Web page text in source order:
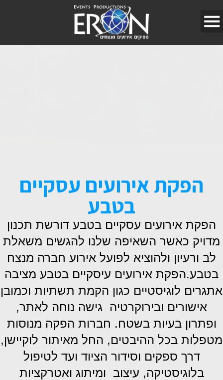
הפקת אירועים עסקיים
בטבע
הפקת אירועים עסקיים בטבע דורשת תכנון
מדויק כאשר השאיפה שלנו להגשים משאלת
לב ורעיון ולהוציא לפועל אירוע חברה מנצח
בטבע.הפקת אירועים עיסקיים בטבע מציבה
אתגרים לוגיסטיים כגון הקמת תשתיות וכמובן
אישורים ובירוקרטיה גישה נוחה לאתר,
ופתרון בעיות בשטח. חברות הפקה מנוסות
מטפלות בכל ההיבטים, החל מאיתור לוקיישן,
דרך ספקים וסידור הציוד ועד לטיפול
בלוגיסטיקה, עיצוב ומיתוג ואטרקציות